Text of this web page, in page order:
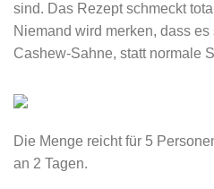
sind. Das Rezept schmeckt
Niemand wird merken, dass
Cashew-Sahne, statt normale
Die Menge reicht für 5
an 2 Tagen.